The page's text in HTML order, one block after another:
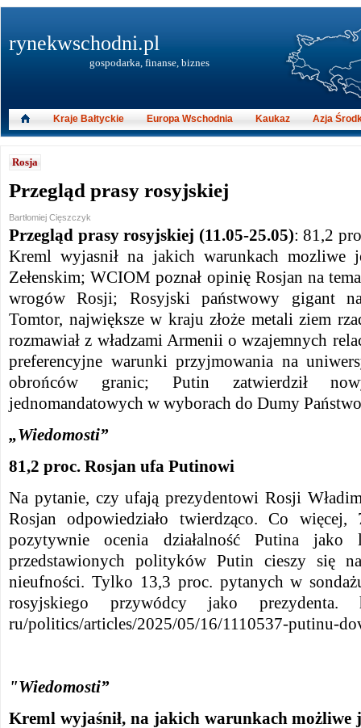
Rosja
Przegląd prasy rosyjskiej
Bartłomiej Cięszczyk
Przegląd prasy rosyjskiej (11.05-25.05): 81,2
Kreml wyjasnił na jakich warunkach mozliwe
Zełenskim; WCIOM poznał opinię Rosjan na
wrogów Rosji; Rosyjski państwowy gigant
Tomtor, największe w kraju złoże metali ziem
rozmawiał z władzami Armenii o wzajemnych
preferencyjne warunki przyjmowania na
obrońców granic; Putin zatwierdził
jednomandatowych w wyborach do Dumy
„Wiedomosti”
81,2 proc. Rosjan ufa Putinowi
Na pytanie, czy ufają prezydentowi Rosji
Rosjan odpowiedziało twierdząco. Co
pozytywnie ocenia działalność Putina jako
przedstawionych polityków Putin cieszy się
nieufności. Tylko 13,3 proc. pytanych w
rosyjskiego przywódcy jako prezydenta.
ru/politics/articles/2025/05/16/1110537-putinu-
"Wiedomosti”
Kreml wyjaśnił, na jakich warunkach możliwe
rynekwschodni.pl
gospodarka, finanse, biznes
Kraje Bałtyckie Europa Wschodnia Kaukaz Azja